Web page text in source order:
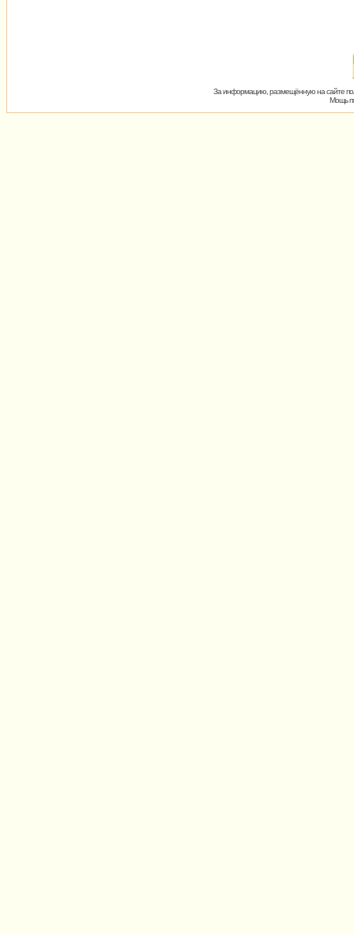
За информацию, размещённую на сайте
Мощь